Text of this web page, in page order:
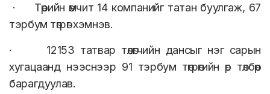
· Төрийн өмчит 14 компанийг татан буулгаж, 67
тэрбум төгрөг хэмнэв.
· 12153 татвар төлөгчийн дансыг нэг сарын
хугацаанд нээснээр 91 тэрбум төгрөгийн өр төлбөр
барагдуулав.